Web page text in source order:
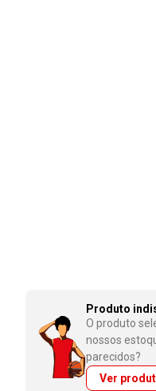
Produto
O produto
nossos
parecidos?
Ver